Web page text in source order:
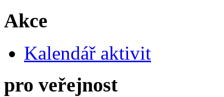
Akce
Kalendář aktivit
pro veřejnost